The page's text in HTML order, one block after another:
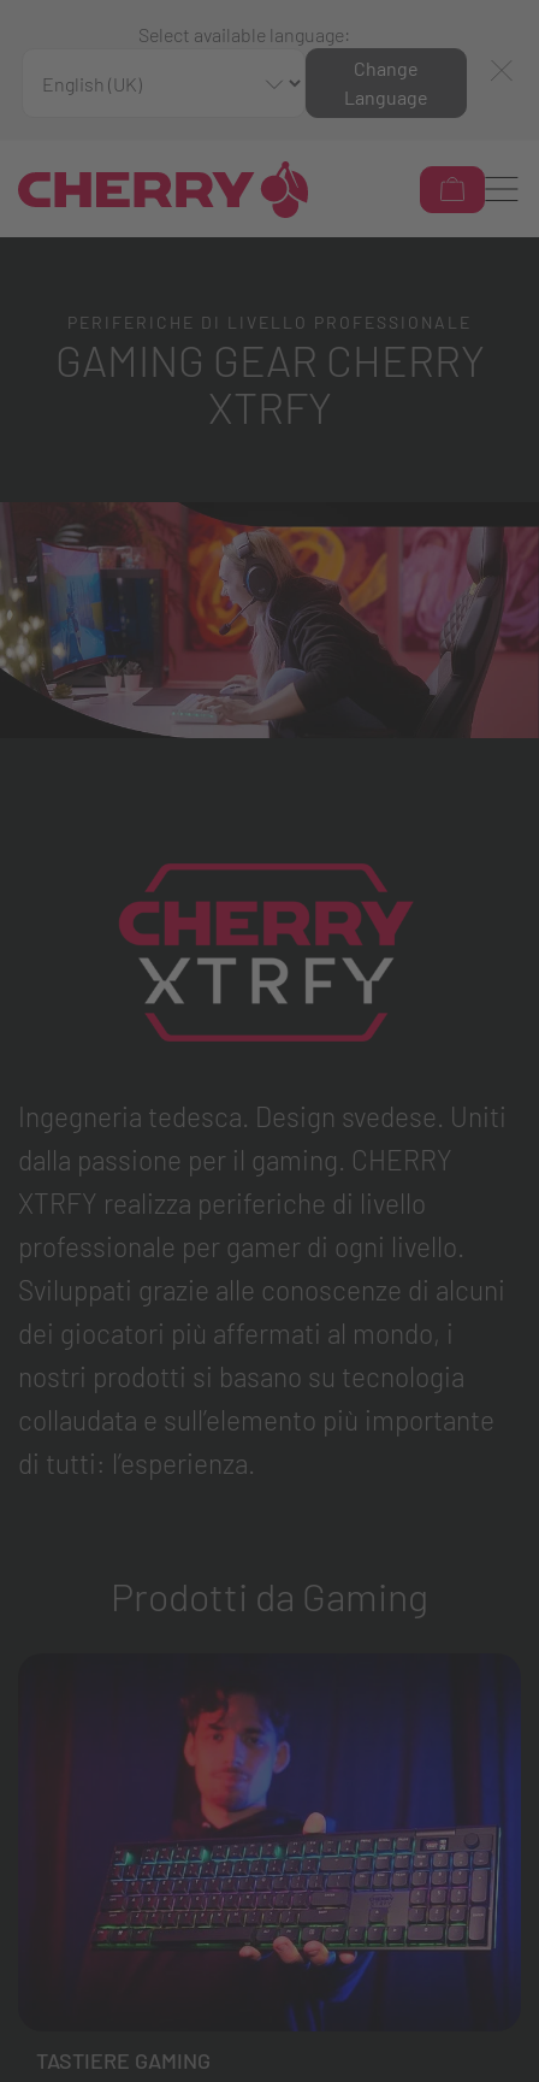
Select available language:
Change
Language
PERIFERICHE DI LIVELLO PROFESSIONALE
GAMING GEAR CHERRY
XTRFY
Ingegneria tedesca. Design svedese. Uniti
dalla passione per il gaming. CHERRY
XTRFY realizza periferiche di livello
professionale per gamer di ogni livello.
Sviluppati grazie alle conoscenze di alcuni
dei giocatori più affermati al mondo, i
nostri prodotti si basano su tecnologia
collaudata e sull’elemento più importante
di tutti: l’esperienza.
Prodotti da Gaming
TASTIERE GAMING